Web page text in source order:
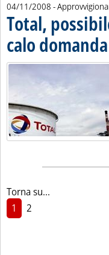
04/11/2008 -
Total,
calo
Torna su...
1
2